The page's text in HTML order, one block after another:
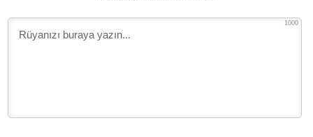
1000